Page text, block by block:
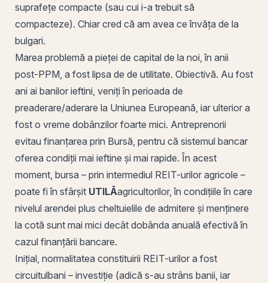
suprafețe compacte (sau cui i-a trebuit să
compacteze). Chiar cred că am avea ce învăța de la
bulgari.
Marea problemă a pieței de capital de la noi, în anii
post-PPM, a fost lipsa de de utilitate. Obiectivă. Au fost
ani ai banilor ieftini, veniți în perioada de
preaderare/aderare la Uniunea Europeană, iar ulterior a
fost o vreme dobânzilor foarte mici. Antreprenorii
evitau finanțarea prin Bursă, pentru că sistemul bancar
oferea condiții mai ieftine și mai rapide. În acest
moment, bursa – prin intermediul REIT-urilor agricole –
poate fi în sfârșit UTILĂagricultorilor, în condițiile în care
nivelul arendei plus cheltuielile de admitere și menținere
la cotă sunt mai mici decât dobânda anuală efectivă în
cazul finanțării bancare.
Inițial, normalitatea constituirii REIT-urilor a fost
circuitulbani – investiție (adică s-au strâns banii, iar